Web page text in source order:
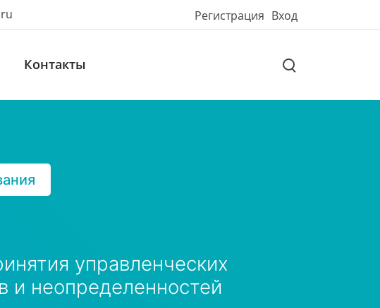
Регистрация Вход
Контакты
управленческих
и неопределенностей